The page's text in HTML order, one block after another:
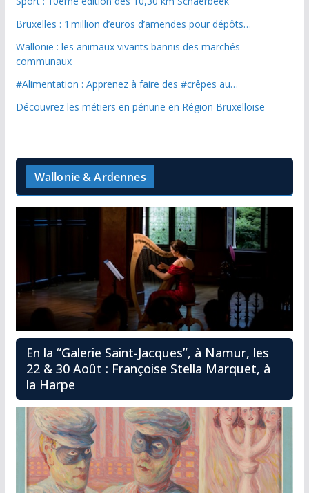
Bruxelles : 1 million d’euros d’amendes pour dépôts…
Wallonie : les animaux vivants bannis des marchés
communaux
#Alimentation : Apprenez à faire des #crêpes au…
Découvrez les métiers en pénurie en Région Bruxelloise
Wallonie & Ardennes
En la “Galerie Saint-Jacques”, à Namur, les
22 & 30 Août : Françoise Stella Marquet, à
la Harpe